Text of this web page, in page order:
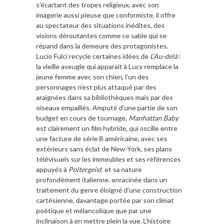
s’écartant des tropes religieux, avec son
imagerie aussi pieuse que conformiste, il offre
au spectateur des situations inédites, des
visions déroutantes comme ce sable qui se
répand dans la demeure des protagonistes.
Lucio Fulci recycle certaines idées de L’Au-delà:
la vieille aveugle qui apparait à Lucy remplace la
jeune femme avec son chien, l’un des
personnages n’est plus attaqué par des
araignées dans sa bibliothèques mais par des
oiseaux empaillés. Amputé d’une partie de son
budget en cours de tournage, Manhattan Baby
est clairement un film hybride, qui oscille entre
une facture de série B américaine, avec ses
extérieurs sans éclat de New-York, ses plans
télévisuels sur les immeubles et ses références
appuyés à Poltergeistet sa nature
profondément italienne, enracinée dans un
traitement du genre éloigné d’une construction
cartésienne, davantage portée par son climat
poétique et mélancolique que par une
inclinaison à en mettre plein la vue. L’histoire